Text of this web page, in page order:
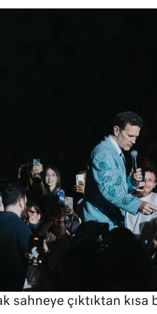
sahneye çıktıktan